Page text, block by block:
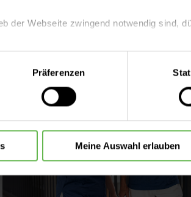
der Webseite zwingend notwendig sind,
mit nur den notwendigen Cookies zu
oder durch Auswahl von „Alle
können Sie jederzeit ändern oder
Präferenzen
Meine Auswahl erlauben